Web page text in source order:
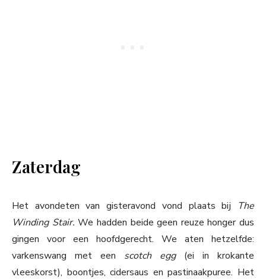
Zaterdag
Het avondeten van gisteravond vond plaats bij The
Winding Stair.We hadden beide geen reuze honger dus
gingen voor een hoofdgerecht. We aten hetzelfde:
varkenswang met een scotch egg (ei in krokante
vleeskorst), boontjes, cidersaus en pastinaakpuree. Het